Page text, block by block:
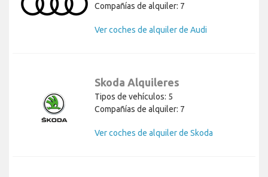
Compañías de alquiler: 7
Ver coches de alquiler de Audi
Skoda Alquileres
Tipos de vehículos: 5
Compañías de alquiler: 7
Ver coches de alquiler de Skoda